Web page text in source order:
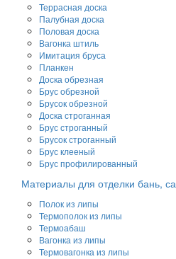
Террасная доска
Палубная доска
Половая доска
Вагонка штиль
Имитация бруса
Планкен
Доска обрезная
Брус обрезной
Брусок обрезной
Доска строганная
Брус строганный
Брусок строганный
Брус клееный
Брус профилированный
Материалы для отделки бань,
Полок из липы
Термополок из липы
Термоабаш
Вагонка из липы
Термовагонка из липы